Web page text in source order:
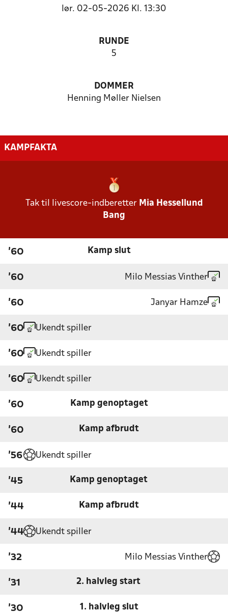
lør. 02-05-2026 Kl. 13:30
RUNDE
5
DOMMER
Henning Møller Nielsen
KAMPFAKTA
Tak til livescore-indberetter Mia Hessellund
Bang
'60 Kamp slut
'60 Milo Messias Vinther
'60 Janyar Hamze
'60 Ukendt spiller
'60 Ukendt spiller
'60 Ukendt spiller
'60 Kamp genoptaget
'60 Kamp afbrudt
'56 Ukendt spiller
'45 Kamp genoptaget
'44 Kamp afbrudt
'44 Ukendt spiller
'32 Milo Messias Vinther
'31 2. halvleg start
'30 1. halvleg slut